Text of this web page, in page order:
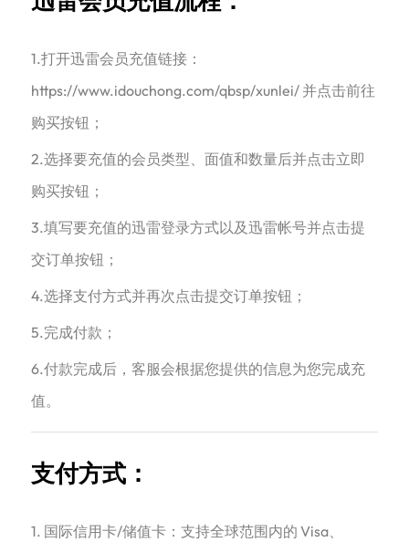
1.打开迅雷会员充值链接：
https://www.idouchong.com/qbsp/xunlei/ 并点击前往
购买按钮；
2.选择要充值的会员类型、面值和数量后并点击立即
购买按钮；
3.填写要充值的迅雷登录方式以及迅雷帐号并点击提
交订单按钮；
4.选择支付方式并再次点击提交订单按钮；
5.完成付款；
6.付款完成后，客服会根据您提供的信息为您完成充
值。
支付方式：
1. 国际信用卡/储值卡：支持全球范围内的 Visa、